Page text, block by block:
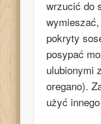
wrzucić do
wymieszać,
pokryty
posypać
ulubionymi
oregano).
użyć